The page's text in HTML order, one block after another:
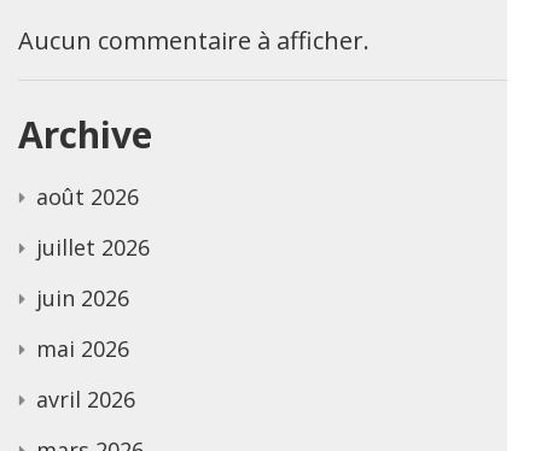
Aucun commentaire à afficher.
Archive
août 2026
juillet 2026
juin 2026
mai 2026
avril 2026